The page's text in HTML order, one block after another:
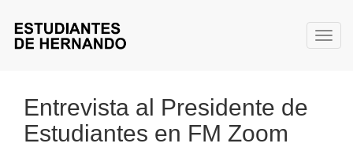
Entrevista al Presidente de
Estudiantes en FM Zoom